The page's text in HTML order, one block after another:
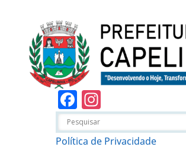
Facebook
Política de Privacidade